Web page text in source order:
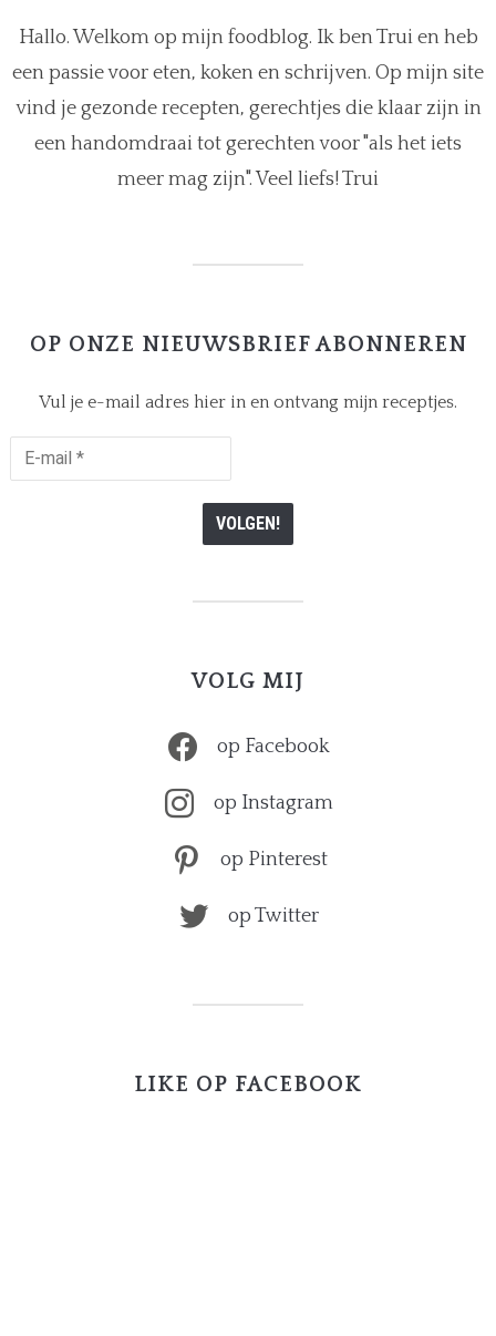
Hallo. Welkom op mijn foodblog. Ik ben Trui en heb
een passie voor eten, koken en schrijven. Op mijn site
vind je gezonde recepten, gerechtjes die klaar zijn in
een handomdraai tot gerechten voor "als het iets
meer mag zijn". Veel liefs! Trui
OP ONZE NIEUWSBRIEF ABONNEREN
Vul je e-mail adres hier in en ontvang mijn receptjes.
E-
VOLG MIJ
op Facebook
op Instagram
op Pinterest
op Twitter
LIKE OP FACEBOOK